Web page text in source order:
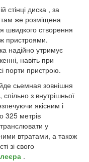
стінці диска , за
же розміщена
швидкого створення
пристроями.
надійно утримує
навіть при
порти пристрою.
сьемная зовнішня
з внутрішньої
якісним і
325 метрів
у
втратами, а також
зі свого
.